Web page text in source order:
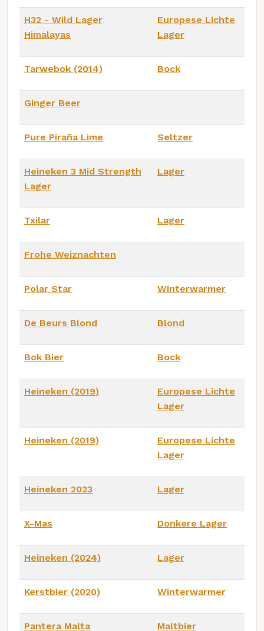
H32 - Wild Lager
Himalayas
Europese Lichte
Lager
Tarwebok (2014) Bock
Ginger Beer
Pure Piraña Lime Seltzer
Heineken 3 Mid Strength
Lager
Lager
Txilar Lager
Frohe Weiznachten
Polar Star Winterwarmer
De Beurs Blond Blond
Bok Bier Bock
Heineken (2019)
Europese Lichte
Lager
Heineken (2019)
Europese Lichte
Lager
Heineken 2023 Lager
X-Mas Donkere Lager
Heineken (2024) Lager
Kerstbier (2020) Winterwarmer
Pantera Malta Maltbier